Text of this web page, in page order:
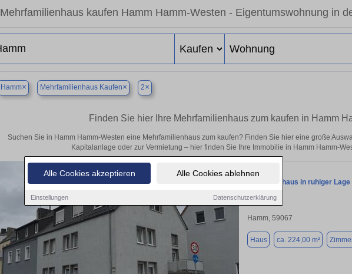
Alle Cookies akzeptieren Alle Cookies ablehnen
Einstellungen Datenschutzerklärung
Mehrfamilienhaus kaufen Hamm Hamm-Westen - Eigentumswohnung in
Hamm× Mehrfamilienhaus Kaufen× 2×
Finden Sie hier Ihre Mehrfamilienhaus zum kaufen in Hamm
Suchen Sie in Hamm Hamm-Westen eine Mehrfamilienhaus zum kaufen? Finden Sie hier eine große
Kapitalanlage oder zur Vermietung – hier finden Sie Ihre Immobilie in Hamm Hamm-
3-Familienhaus in ruhiger
Hamm, 59067
Haus ca. 224,00 m²